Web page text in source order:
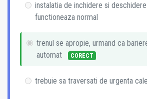
instalatia de inchidere si
functioneaza normal
trenul se apropie, urmand ca
automat
CORECT
trebuie sa traversati de urgenta